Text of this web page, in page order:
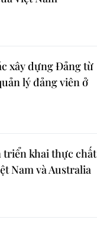
xây dựng Đảng từ
lý đảng viên ở
triển khai thực chất
Nam và Australia